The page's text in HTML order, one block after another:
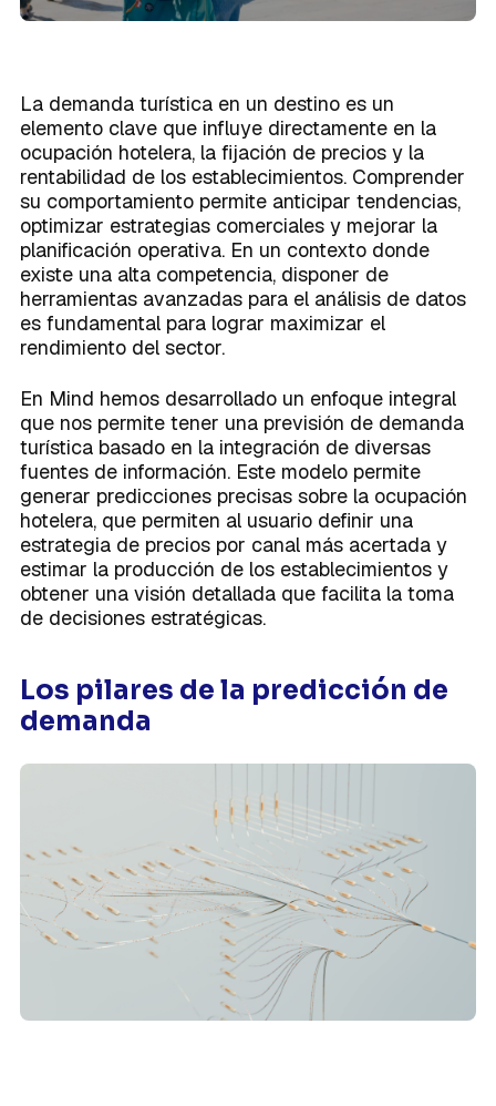
Próximamente
Integraciones
Caso de Éxito
Integraciones
Modelos de datos
Planes
sólidos que sustenten tu crecimiento.
La forma exitosa de disponer de una
visión única en la empresa.
Activación del dato
La brújula que toda empresa necesita
para poder competir en un mundo
cada vez más digital.
Conoce la terminología que habla el
Sobre Mind
La demanda turística en un destino es un
elemento clave que influye directamente en la
ocupación hotelera, la fijación de precios y la
rentabilidad de los establecimientos. Comprender
su comportamiento permite anticipar tendencias,
optimizar estrategias comerciales y mejorar la
planificación operativa. En un contexto donde
existe una alta competencia, disponer de
herramientas avanzadas para el análisis de datos
es fundamental para lograr maximizar el
rendimiento del sector.
En Mind hemos desarrollado un enfoque integral
que nos permite tener una previsión de demanda
turística basado en la integración de diversas
fuentes de información. Este modelo permite
generar predicciones precisas sobre la ocupación
hotelera, que permiten al usuario definir una
estrategia de precios por canal más acertada y
estimar la producción de los establecimientos y
obtener una visión detallada que facilita la toma
de decisiones estratégicas.
Los pilares de la predicción de
demanda